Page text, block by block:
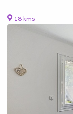
18 kms